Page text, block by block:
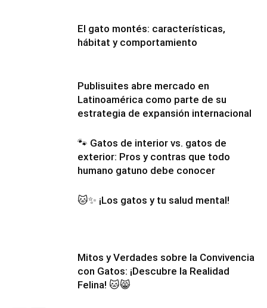
El gato montés: características,
hábitat y comportamiento
Publisuites abre mercado en
Latinoamérica como parte de su
estrategia de expansión internacional
🐾 Gatos de interior vs. gatos de
exterior: Pros y contras que todo
humano gatuno debe conocer
🐱✨ ¡Los gatos y tu salud mental!
Mitos y Verdades sobre la Convivencia
con Gatos: ¡Descubre la Realidad
Felina! 🐱😸